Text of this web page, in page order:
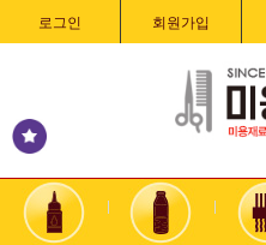
로그인 회원가입